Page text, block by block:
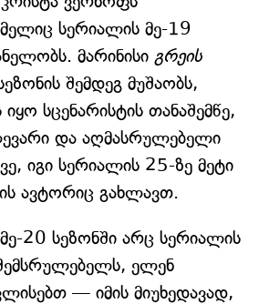
სერიალის მე-19
მარინისი გრეის
შემდეგ მუშაობს,
სცენარისტის თანაშემწე,
და აღმასრულებელი
იგი სერიალის 25-ზე მეტი
ავტორიც გახლავთ.
20 სეზონში არც სერიალის
ელენ
— იმის მიუხედავად,